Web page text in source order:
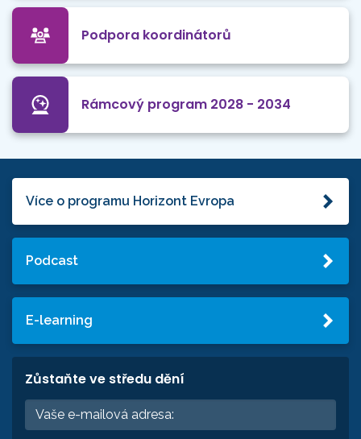
Podpora koordinátorů
Rámcový program 2028 - 2034
Více o programu Horizont Evropa
Podcast
E-learning
Zůstaňte ve středu dění